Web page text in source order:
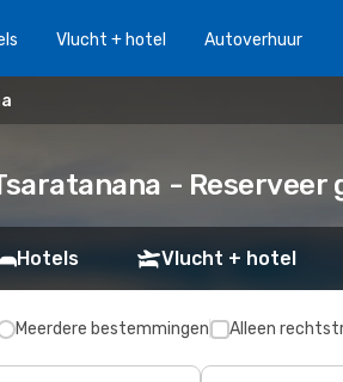
Vlucht + hotel Autoverhuur
- Reserveer
Hotels Vlucht + hotel
Meerdere bestemmingen Alleen